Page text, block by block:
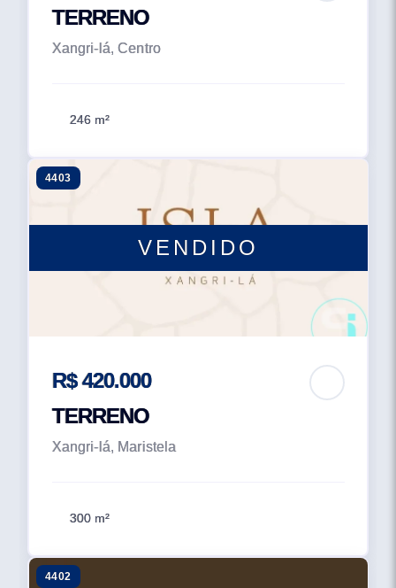
TERRENO
Xangri-lá, Centro
246 m²
VENDIDO
4403
R$ 420.000
TERRENO
Xangri-lá, Maristela
300 m²
4402